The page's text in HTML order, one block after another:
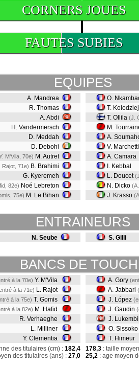
CORNERS JOUES
FAUTES SUBIES
EQUIPES
A. Mandrea
R. Thomas
A. Abdi
H. Vandermersch
D. Meddah
D. Debohi
M'Vila, 70e) M. Autret
Rajot, 71e) B. Brahimi
G. Kyeremeh
82e) Noé Lebreton
75e) M. Le Bihan
O.
T.
T. Ollila (J.
M.
A.
V.
A. Camara
I. Kebbal
L. Doucet
N. Dicko
J. Krasso
ENTRAINEURS
N. Seube S. Gilli
BANCS DE
à la 70e) Y. M'Vila
à la 71e) L. Rajot
à la 75e) T. Gomis
à la 82e) M. Hafid
R. Verhaeghe
L. Milliner
Y. Clementia
A. Gory
A. Jabbari
J. López
J. Gaudin
J.
O. Sissoko
T. Himeur
des titulaires (cm) : 182,4
des titulaires (ans) : 27,0
178,3 : taille
25,2 : age moyen